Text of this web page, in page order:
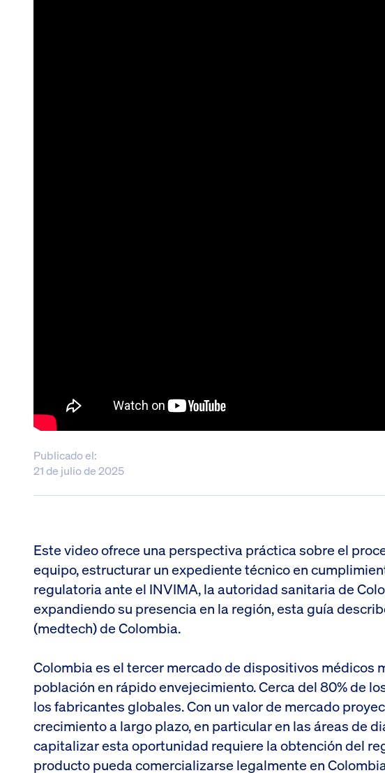
Publicado el:
21 de julio de 2025
Este video ofrece una perspectiva práctica sobre el
equipo, estructurar un expediente técnico en
regulatoria ante el INVIMA, la autoridad sanitaria de
expandiendo su presencia en la región, esta guía
(medtech) de Colombia.
Colombia es el tercer mercado de dispositivos médicos
población en rápido envejecimiento. Cerca del 80% de
los fabricantes globales. Con un valor de mercado
crecimiento a largo plazo, en particular en las áreas de
capitalizar esta oportunidad requiere la obtención del
producto pueda comercializarse legalmente en